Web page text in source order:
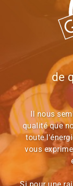
de
Il nous
qualité que
toute
vous
Si pour une